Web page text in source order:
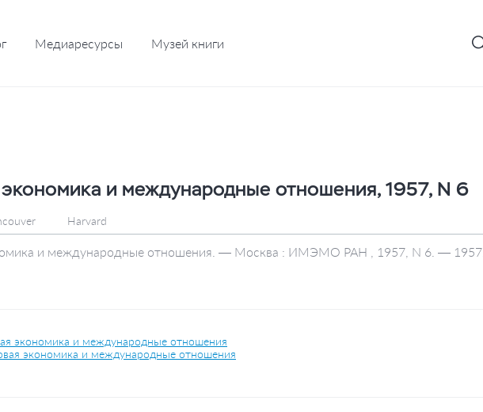
Медиаресурсы Музей книги
и международные отношения, 1957, N 6
Harvard
и международные отношения. — Москва : ИМЭМО РАН , 1957, N 6. — 1957.
экономика и международные отношения
экономика и международные отношения